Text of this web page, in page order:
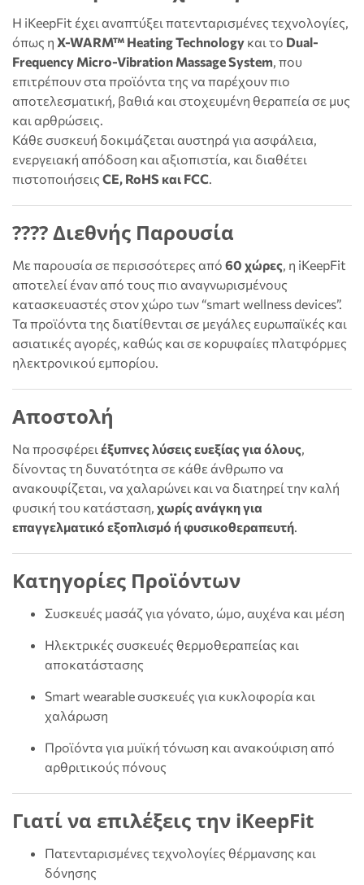
Η iKeepFit έχει αναπτύξει πατενταρισμένες τεχνολογίες,
όπως η X-WARM™ Heating Technology και το Dual-
Frequency Micro-Vibration Massage System, που
επιτρέπουν στα προϊόντα της να παρέχουν πιο
αποτελεσματική, βαθιά και στοχευμένη θεραπεία σε μυς
και αρθρώσεις.
Κάθε συσκευή δοκιμάζεται αυστηρά για ασφάλεια,
ενεργειακή απόδοση και αξιοπιστία, και διαθέτει
πιστοποιήσεις CE, RoHS και FCC.
???? Διεθνής Παρουσία
Με παρουσία σε περισσότερες από 60 χώρες, η iKeepFit
αποτελεί έναν από τους πιο αναγνωρισμένους
κατασκευαστές στον χώρο των “smart wellness devices”.
Τα προϊόντα της διατίθενται σε μεγάλες ευρωπαϊκές και
ασιατικές αγορές, καθώς και σε κορυφαίες πλατφόρμες
ηλεκτρονικού εμπορίου.
Αποστολή
Να προσφέρει έξυπνες λύσεις ευεξίας για όλους,
δίνοντας τη δυνατότητα σε κάθε άνθρωπο να
ανακουφίζεται, να χαλαρώνει και να διατηρεί την καλή
φυσική του κατάσταση, χωρίς ανάγκη για
επαγγελματικό εξοπλισμό ή φυσικοθεραπευτή.
Κατηγορίες Προϊόντων
Συσκευές μασάζ για γόνατο, ώμο, αυχένα και μέση
Ηλεκτρικές συσκευές θερμοθεραπείας και
αποκατάστασης
Smart wearable συσκευές για κυκλοφορία και
χαλάρωση
Προϊόντα για μυϊκή τόνωση και ανακούφιση από
αρθριτικούς πόνους
Γιατί να επιλέξεις την iKeepFit
Πατενταρισμένες τεχνολογίες θέρμανσης και
δόνησης